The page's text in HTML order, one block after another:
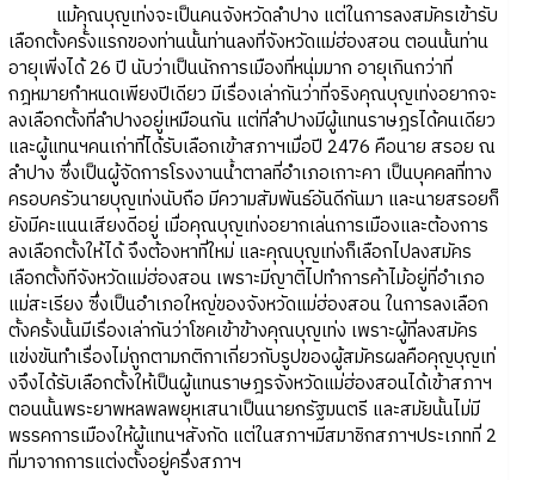
แม้คุณบุญเท่งจะเป็นคนจังหวัดลำปาง แต่ในการลงสมัครเข้ารับ
เลือกตั้งครั้งแรกของท่านนั้นท่านลงที่จังหวัดแม่ฮ่องสอน ตอนนั้นท่าน
อายุเพิ่งได้ 26 ปี นับว่าเป็นนักการเมืองที่หนุ่มมาก อายุเกินกว่าที่
กฎหมายกำหนดเพียงปีเดียว มีเรื่องเล่ากันว่าที่จริงคุณบุญเท่งอยากจะ
ลงเลือกตั้งที่ลำปางอยู่เหมือนกัน แต่ที่ลำปางมีผู้แทนราษฎรได้คนเดียว
และผู้แทนฯคนเก่าที่ได้รับเลือกเข้าสภาฯเมื่อปี 2476 คือนาย สรอย ณ
ลำปาง ซึ่งเป็นผู้จัดการโรงงานน้ำตาลที่อำเภอเกาะคา เป็นบุคคลที่ทาง
ครอบครัวนายบุญเท่งนับถือ มีความสัมพันธ์อันดีกันมา และนายสรอยก็
ยังมีคะแนนเสียงดีอยู่ เมื่อคุณบุญเท่งอยากเล่นการเมืองและต้องการ
ลงเลือกตั้งให้ได้ จึงต้องหาที่ใหม่ และคุณบุญเท่งก็เลือกไปลงสมัคร
เลือกตั้งทีจังหวัดแม่ฮ่องสอน เพราะมีญาติไปทำการค้าไม้อยู่ที่อำเภอ
แม่สะเรียง ซึ่งเป็นอำเภอใหญ่ของจังหวัดแม่ฮ่องสอน ในการลงเลือก
ตั้งครั้งนั้นมีเรื่องเล่ากันว่าโชคเข้าข้างคุณบุญเท่ง เพราะผู้ที่ลงสมัคร
แข่งขันทำเรื่องไม่ถูกตามกติกาเกี่ยวกับรูปของผู้สมัครผลคือคุญบุญเท่
งจึงได้รับเลือกตั้งให้เป็นผู้แทนราษฎรจังหวัดแม่ฮ่องสอนได้เข้าสภาฯ
ตอนนั้นพระยาพหลพลพยุหเสนาเป็นนายกรัฐมนตรี และสมัยนั้นไม่มี
พรรคการเมืองให้ผู้แทนฯสังกัด แต่ในสภาฯมีสมาชิกสภาฯประเภทที่ 2
ที่มาจากการแต่งตั้งอยู่ครึ่งสภาฯ